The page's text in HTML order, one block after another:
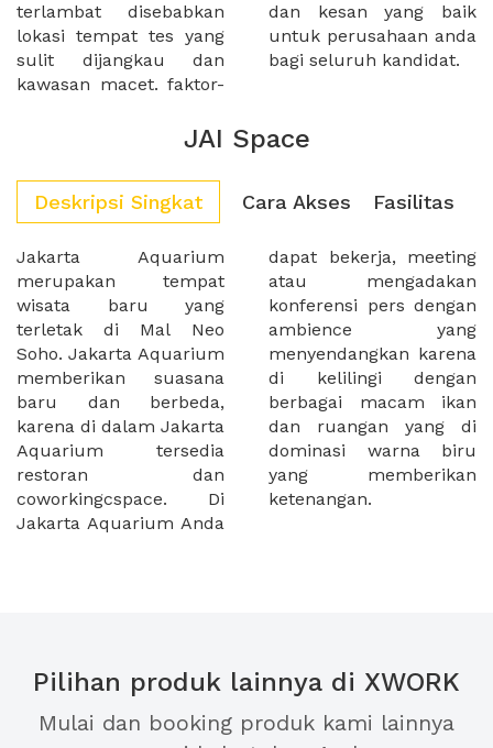
terlambat disebabkan
lokasi tempat tes yang
sulit dijangkau dan
kawasan macet. faktor-
dan kesan yang baik
untuk perusahaan anda
bagi seluruh kandidat.
JAI Space
Deskripsi Singkat Cara Akses Fasilitas
Jakarta Aquarium
merupakan tempat
wisata baru yang
terletak di Mal Neo
Soho. Jakarta Aquarium
memberikan suasana
baru dan berbeda,
karena di dalam Jakarta
Aquarium tersedia
restoran dan
coworkingcspace. Di
Jakarta Aquarium Anda
dapat bekerja, meeting
atau mengadakan
konferensi pers dengan
ambience yang
menyendangkan karena
di kelilingi dengan
berbagai macam ikan
dan ruangan yang di
dominasi warna biru
yang memberikan
ketenangan.
Pilihan produk lainnya di XWORK
Mulai dan booking produk kami lainnya